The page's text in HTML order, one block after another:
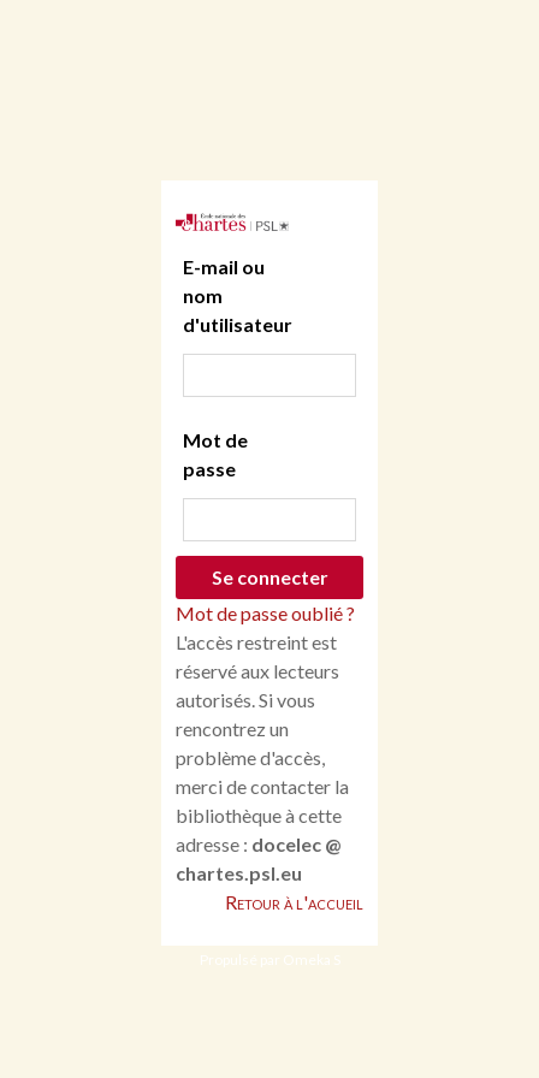
E-mail ou
nom
d'utilisateur
Mot de
passe
Mot de passe oublié ?
L'accès restreint est
réservé aux lecteurs
autorisés. Si vous
rencontrez un
problème d'accès,
merci de contacter la
bibliothèque à cette
adresse : docelec @
chartes.psl.eu
Retour à l'accueil
Propulsé par Omeka S